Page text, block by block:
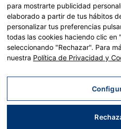
Plan de Recuperación,
Recuperación y resiliencia,
2021/241 del Parlamento Europeo
para mostrarte publicidad
elaborado a partir de tus hábitos
personalizar tus preferencias
todas las cookies haciendo clic en
seleccionando "Rechazar". Para
nuestra Política de Privacidad y